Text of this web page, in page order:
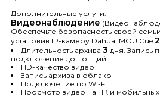
Дополнительные услуги:
Видеонаблюдение
Обеспечьте безопасность своей
установив IP-камеру Dahua IMOU Cue 2
Длительность архива 3 дня. Запись
подключение доп.опций
HD-качество видео
Запись архива в облако
Подключение по Wi-Fi
Просмотр видео на ПК и мобильных